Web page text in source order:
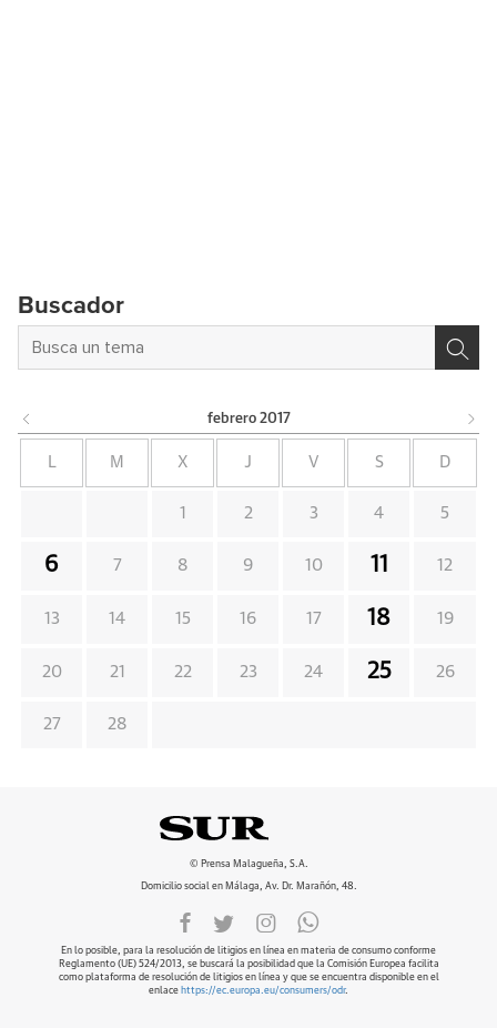
Buscador
febrero 2017
L M X J V S D
1 2 3 4 5
6 7 8 9 10 11 12
13 14 15 16 17 18 19
20 21 22 23 24 25 26
27 28
© Prensa Malagueña, S.A.
Domicilio social en Málaga, Av. Dr. Marañón, 48.
En lo posible, para la resolución de litigios en línea en materia de consumo conforme
Reglamento (UE) 524/2013, se buscará la posibilidad que la Comisión Europea facilita
como plataforma de resolución de litigios en línea y que se encuentra disponible en el
enlace https://ec.europa.eu/consumers/odr.